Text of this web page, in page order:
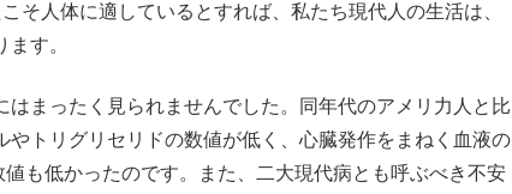
そ人体に適しているとすれば、私たち現代人の生活は、
す。
まったく見られませんでした。同年代のアメリ力人と比
トリグリセリドの数値が低く、心臓発作をまねく血液の
も低かったのです。また、二大現代病とも呼ぶべき不安